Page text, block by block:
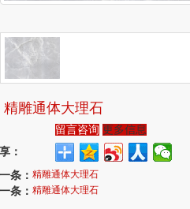
精雕通体大理石
留言咨询 更多信息
：
条： 精雕通体大理石
条： 精雕通体大理石